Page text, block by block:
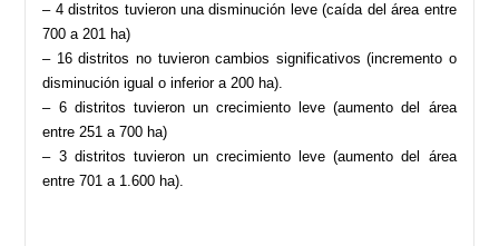
– 4 distritos tuvieron una disminución leve (caída del área entre
700 a 201 ha)
– 16 distritos no tuvieron cambios significativos (incremento o
disminución igual o inferior a 200 ha).
– 6 distritos tuvieron un crecimiento leve (aumento del área
entre 251 a 700 ha)
– 3 distritos tuvieron un crecimiento leve (aumento del área
entre 701 a 1.600 ha).